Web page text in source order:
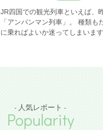
JR四国での観光列車といえば、
「アンパンマン列車」。 種類も
に乗ればよいか迷ってしまいます
- 人気レポート -
Popularity